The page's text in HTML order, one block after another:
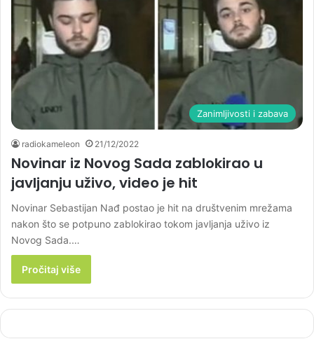
Zanimljivosti i zabava
radiokameleon 21/12/2022
Novinar iz Novog Sada zablokirao u
javljanju uživo, video je hit
Novinar Sebastijan Nađ postao je hit na društvenim mrežama
nakon što se potpuno zablokirao tokom javljanja uživo iz
Novog Sada.…
Pročitaj više